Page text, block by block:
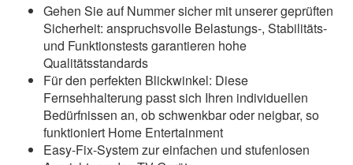
Gehen Sie auf Nummer sicher mit unserer geprüften
Sicherheit: anspruchsvolle Belastungs-, Stabilitäts-
und Funktionstests garantieren hohe
Qualitätsstandards
Für den perfekten Blickwinkel: Diese
Fernsehhalterung passt sich Ihren individuellen
Bedürfnissen an, ob schwenkbar oder neigbar, so
funktioniert Home Entertainment
Easy-Fix-System zur einfachen und stufenlosen